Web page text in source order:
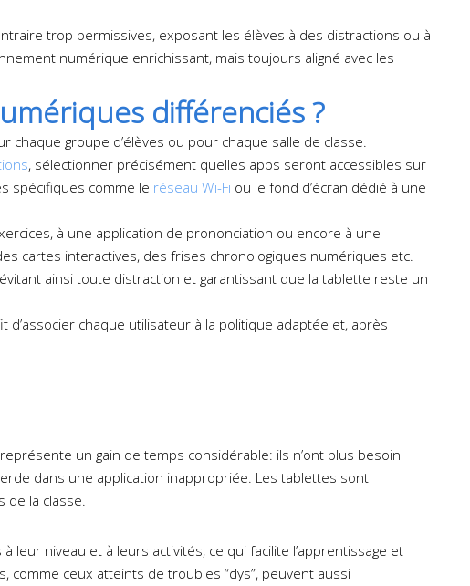
trop permissives, exposant les élèves à des distractions ou à
numérique enrichissant, mais toujours aligné avec les
différenciés ?
groupe d’élèves ou pour chaque salle de classe.
, sélectionner précisément quelles apps seront accessibles sur
spécifiques comme le réseau Wi-Fi ou le fond d’écran dédié à une
à une application de prononciation ou encore à une
cartes interactives, des frises chronologiques numériques etc.
ainsi toute distraction et garantissant que la tablette reste un
chaque utilisateur à la politique adaptée et, après
un gain de temps considérable: ils n’ont plus besoin
dans une application inappropriée. Les tablettes sont
de la classe.
leur niveau et à leurs activités, ce qui facilite l’apprentissage et
comme ceux atteints de troubles “dys”, peuvent aussi